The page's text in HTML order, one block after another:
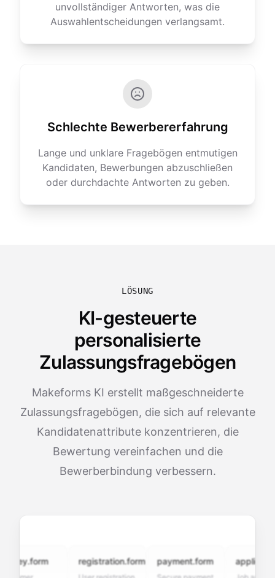
unvollständiger Antworten, was die
Auswahlentscheidungen verlangsamt.
Schlechte Bewerbererfahrung
Lange und unklare Fragebögen entmutigen
Kandidaten, Bewerbungen abzuschließen
oder durchdachte Antworten zu geben.
LÖSUNG
KI-gesteuerte
personalisierte
Zulassungsfragebögen
Makeforms KI erstellt maßgeschneiderte
Zulassungsfragebögen, die sich auf relevante
Kandidatenattribute konzentrieren, die
Bewertung vereinfachen und die
Bewerberbindung verbessern.
registration.form payment.form